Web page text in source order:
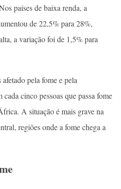
países de baixa renda, a
de 22,5% para 28%,
a variação foi de 1,5% para
pela fome e pela
cinco pessoas que passa fome
A situação é mais grave na
regiões onde a fome chega a